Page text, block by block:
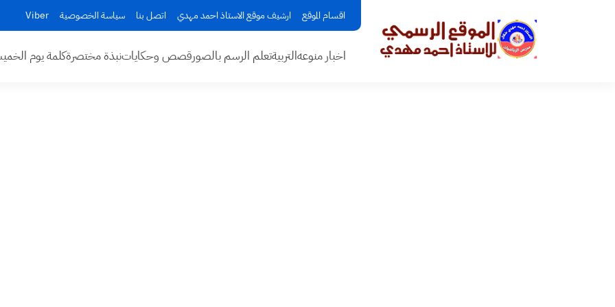
اقسام الموقع ارشيف موقع الاستاذ احمد مهدي اتصل بنا سياسة الخصوصية Viber
اخبار منوعهالتربيةتعلم الرسم بالصورقصص وحكاياتنبذة مختصرةكلمة يوم